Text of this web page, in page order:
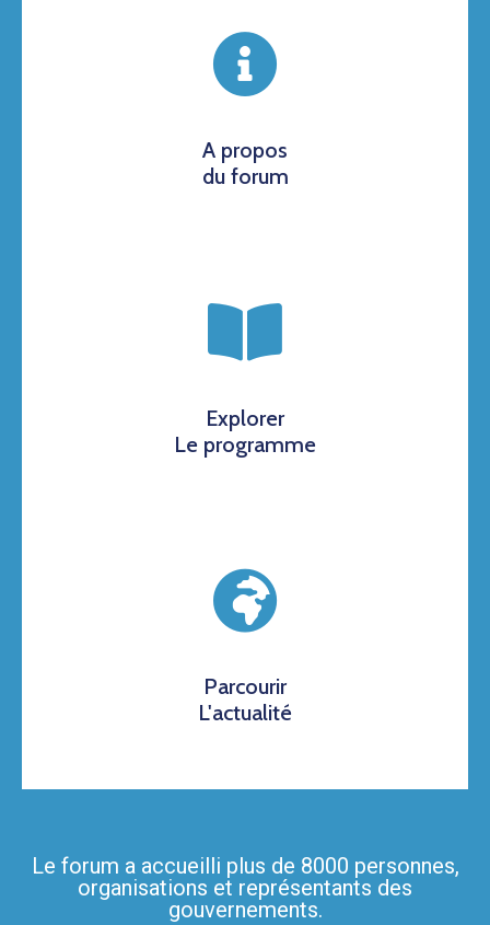
A propos
du forum
Explorer
Le programme
Parcourir
L'actualité
Le forum a accueilli plus de 8000 personnes,
organisations et représentants des
gouvernements.